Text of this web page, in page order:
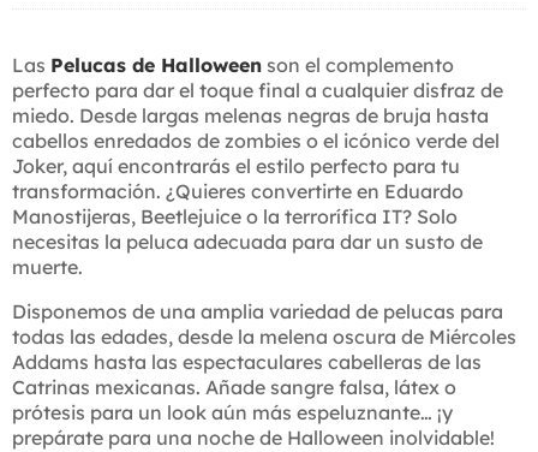
Las Pelucas de Halloween son el complemento
perfecto para dar el toque final a cualquier disfraz de
miedo. Desde largas melenas negras de bruja hasta
cabellos enredados de zombies o el icónico verde del
Joker, aquí encontrarás el estilo perfecto para tu
transformación. ¿Quieres convertirte en Eduardo
Manostijeras, Beetlejuice o la terrorífica IT? Solo
necesitas la peluca adecuada para dar un susto de
muerte.
Disponemos de una amplia variedad de pelucas para
todas las edades, desde la melena oscura de Miércoles
Addams hasta las espectaculares cabelleras de las
Catrinas mexicanas. Añade sangre falsa, látex o
prótesis para un look aún más espeluznante… ¡y
prepárate para una noche de Halloween inolvidable!